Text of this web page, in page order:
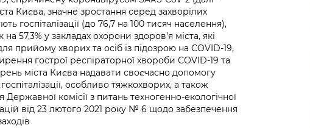
Києва, значне зростання серед захворілих
госпіталізації (до 76,7 на 100 тисяч населення),
57,3% у закладах охорони здоров’я міста, які
прийому хворих та осіб із підозрою на COVID-19,
гострої респіраторної хвороби COVID-19 та
міста Києва надавати своєчасно допомогу
особливо тяжкохворих, а також
комісії з питань техногенно-екологічної
від 23 лютого 2021 року № 6 щодо забезпечення